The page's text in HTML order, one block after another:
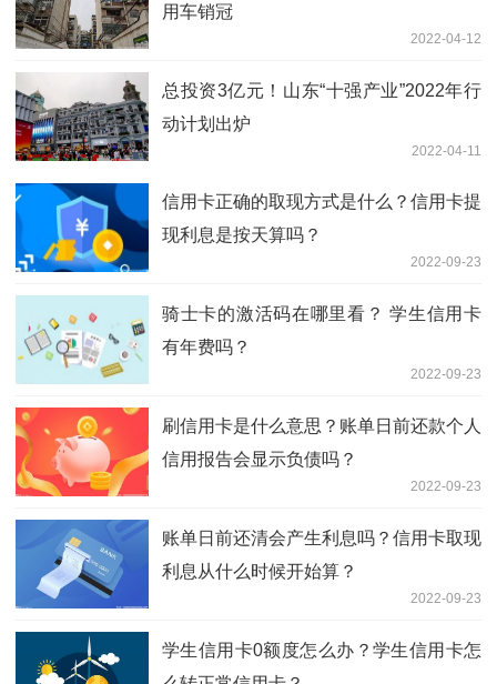
用车销冠
2022-04-12
总投资3亿元！山东“十强产业”2022年行
动计划出炉
2022-04-11
信用卡正确的取现方式是什么？信用卡提
现利息是按天算吗？
2022-09-23
骑士卡的激活码在哪里看？ 学生信用卡
有年费吗？
2022-09-23
刷信用卡是什么意思？账单日前还款个人
信用报告会显示负债吗？
2022-09-23
账单日前还清会产生利息吗？信用卡取现
利息从什么时候开始算？
2022-09-23
学生信用卡0额度怎么办？学生信用卡怎